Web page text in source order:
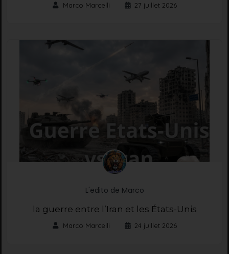
Marco Marcelli 27 juillet 2026
L'edito de Marco
la guerre entre l’Iran et les États-Unis
Marco Marcelli 24 juillet 2026